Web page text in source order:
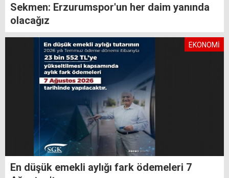
Sekmen: Erzurumspor'un her daim yanında
olacağız
EKONOMİ
En düşük emekli aylığı fark ödemeleri 7